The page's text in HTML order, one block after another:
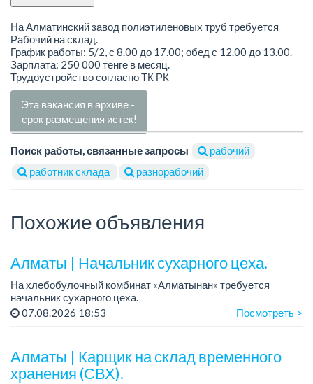
На Алматинский завод полиэтиленовых труб требуется
Рабочий на склад.
График работы: 5/2, с 8.00 до 17.00; обед с 12.00 до 13.00.
Зарплата: 250 000 тенге в месяц.
Трудоустройство согласно ТК РК
Эта вакансия в архиве -
срок размещения истек!
Поиск работы, связанные запросы
рабочий
работник склада
разнорабочий
Похожие объявления
Алматы | Начальник сухарного цеха.
На хлебобулочный комбинат «Алматынан» требуется
начальник сухарного цеха.
Зарплата: от 300 000 тенге на руки (обсуждается на
Требования: оп...
07.08.2026 18:53 Посмотреть >
Алматы | Карщик на склад временного
хранения (СВХ).